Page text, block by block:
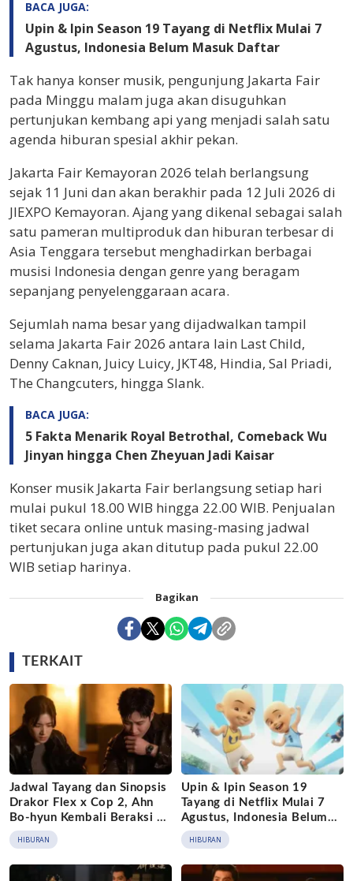
BACA JUGA:
Upin & Ipin Season 19 Tayang di Netflix Mulai 7
Agustus, Indonesia Belum Masuk Daftar
Tak hanya konser musik, pengunjung Jakarta Fair
pada Minggu malam juga akan disuguhkan
pertunjukan kembang api yang menjadi salah satu
agenda hiburan spesial akhir pekan.
Jakarta Fair Kemayoran 2026 telah berlangsung
sejak 11 Juni dan akan berakhir pada 12 Juli 2026 di
JIEXPO Kemayoran. Ajang yang dikenal sebagai salah
satu pameran multiproduk dan hiburan terbesar di
Asia Tenggara tersebut menghadirkan berbagai
musisi Indonesia dengan genre yang beragam
sepanjang penyelenggaraan acara.
Sejumlah nama besar yang dijadwalkan tampil
selama Jakarta Fair 2026 antara lain Last Child,
Denny Caknan, Juicy Luicy, JKT48, Hindia, Sal Priadi,
The Changcuters, hingga Slank.
BACA JUGA:
5 Fakta Menarik Royal Betrothal, Comeback Wu
Jinyan hingga Chen Zheyuan Jadi Kaisar
Konser musik Jakarta Fair berlangsung setiap hari
mulai pukul 18.00 WIB hingga 22.00 WIB. Penjualan
tiket secara online untuk masing-masing jadwal
pertunjukan juga akan ditutup pada pukul 22.00
WIB setiap harinya.
Bagikan
TERKAIT
Jadwal Tayang dan Sinopsis
Drakor Flex x Cop 2, Ahn
Bo-hyun Kembali Beraksi di
Disney+
HIBURAN
Upin & Ipin Season 19
Tayang di Netflix Mulai 7
Agustus, Indonesia Belum
Masuk Daftar
HIBURAN